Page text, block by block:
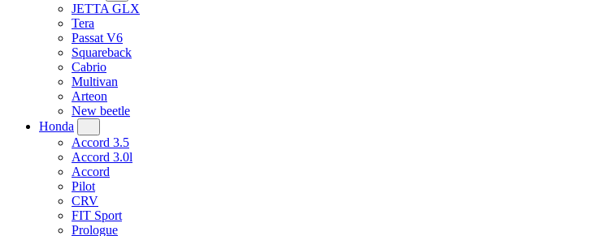
JETTA GLX
Tera
Passat V6
Squareback
Cabrio
Multivan
Arteon
New beetle
Honda
Accord 3.5
Accord 3.0l
Accord
Pilot
CRV
FIT Sport
Prologue